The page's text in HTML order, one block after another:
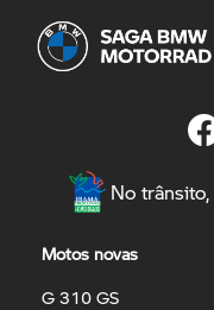
No
Motos novas
G 310 GS